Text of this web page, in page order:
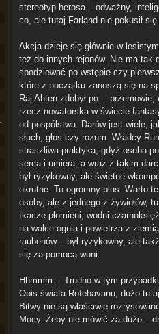
stereotyp herosa – odważny,
co, ale tutaj Farland nie pokusił
Akcja dzieje się głównie w
też do innych rejonów. Nie ma tak
spodziewać po wstępie czy
które z początku zanoszą się na
Raj Ahten zdobył po… przemowie,
rzecz nowatorska w świecie
od pospólstwa. Darów jest wiele,
słuch, głos czy rozum. Władcy
straszliwa praktyka, gdyż osoba
serca i umiera, a wraz z takim
był ryzykowny, ale świetne
okrutne. To ogromny plus. Warto
osoby, ale z jednego z żywiołów,
tkacze płomieni, wodni
na walce ognia i powietrza z
raubenów – był ryzykowny, ale
się za pomocą woni.
Hhmmm… Trudno w tym
Opis świata Rofehavanu, dużo
Bitwy nie są właściwie
Mocy. Żeby nie mówić za dużo –